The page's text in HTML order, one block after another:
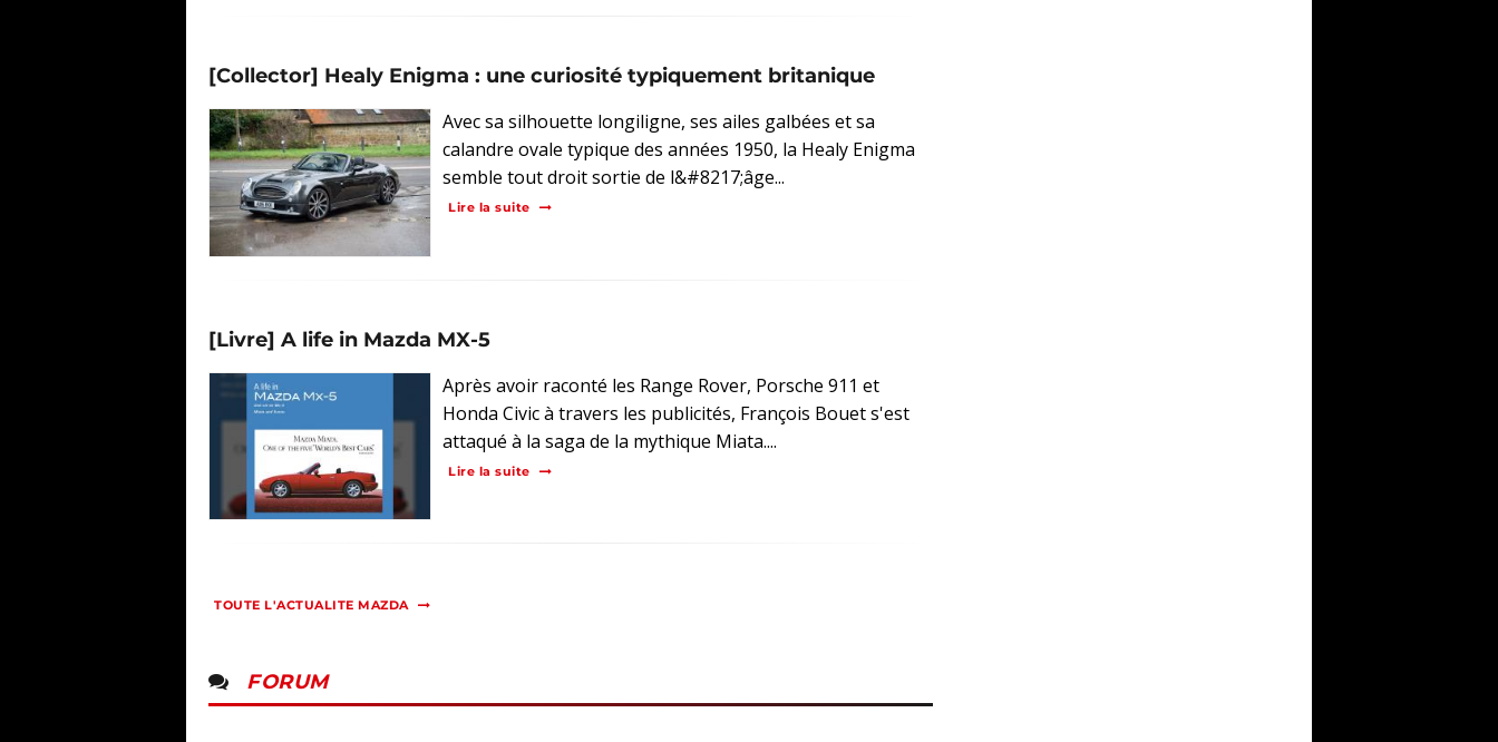
[Collector] Healy Enigma : une curiosité typiquement britanique
Avec sa silhouette longiligne, ses ailes galbées et sa
calandre ovale typique des années 1950, la Healy Enigma
semble tout droit sortie de l&#8217;âge...
Lire la suite
[Livre] A life in Mazda MX-5
Après avoir raconté les Range Rover, Porsche 911 et
Honda Civic à travers les publicités, François Bouet s'est
attaqué à la saga de la mythique Miata....
Lire la suite
TOUTE L'ACTUALITE MAZDA
FORUM